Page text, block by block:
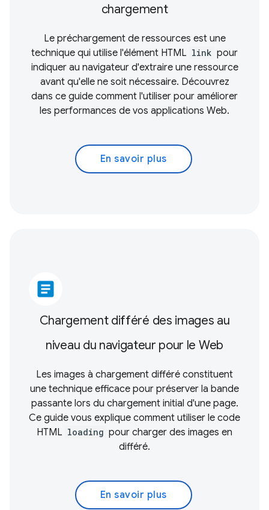
chargement
Le préchargement de ressources est une
technique qui utilise l'élément HTML link pour
indiquer au navigateur d'extraire une ressource
avant qu'elle ne soit nécessaire. Découvrez
dans ce guide comment l'utiliser pour améliorer
les performances de vos applications Web.
En savoir plus
article
Chargement différé des images au
niveau du navigateur pour le Web
Les images à chargement différé constituent
une technique efficace pour préserver la bande
passante lors du chargement initial d'une page.
Ce guide vous explique comment utiliser le code
HTML loading pour charger des images en
différé.
En savoir plus